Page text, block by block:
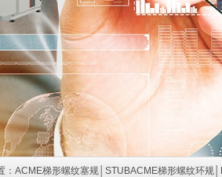
： ACME梯形螺纹塞规│STUBACME梯形螺纹环规